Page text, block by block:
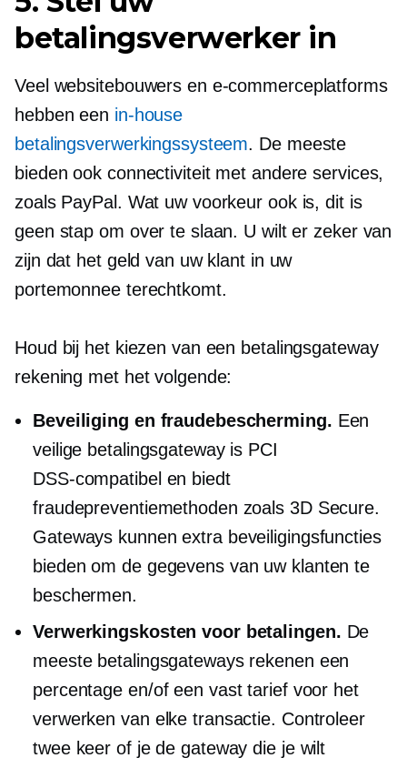
betalingsverwerker in
Veel websitebouwers en e-commerceplatforms
hebben een in-house
betalingsverwerkingssysteem. De meeste
bieden ook connectiviteit met andere services,
zoals PayPal. Wat uw voorkeur ook is, dit is
geen stap om over te slaan. U wilt er zeker van
zijn dat het geld van uw klant in uw
portemonnee terechtkomt.
Houd bij het kiezen van een betalingsgateway
rekening met het volgende:
Beveiliging en fraudebescherming. Een
veilige betalingsgateway is PCI
DSS-compatibel en biedt
fraudepreventiemethoden zoals 3D Secure.
Gateways kunnen extra beveiligingsfuncties
bieden om de gegevens van uw klanten te
beschermen.
Verwerkingskosten voor betalingen. De
meeste betalingsgateways rekenen een
percentage en/of een vast tarief voor het
verwerken van elke transactie. Controleer
twee keer of je de gateway die je wilt